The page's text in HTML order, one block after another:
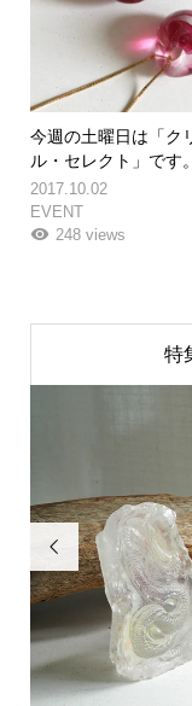
今週の土曜日は「ク
ル・セレクト」です。
2017.10.02
EVENT
248 views
特
